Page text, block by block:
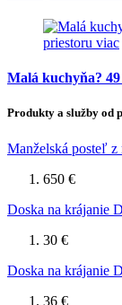
Malá kuchyňa?
Produkty a služby od
Manželská posteľ z
650 €
Doska na krájanie
30 €
Doska na krájanie
36 €